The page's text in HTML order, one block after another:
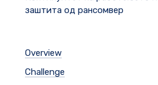
заштита од рансомвер
Overview
Challenge